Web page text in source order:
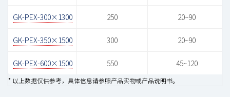
GK-PEX-300×1300 250 20~90
GK-PEX-350×1500 300 20~90
GK-PEX-600×1500 550 45~120
* 以上数据仅供参考，具体信息请参照产品实物或产品说明书。